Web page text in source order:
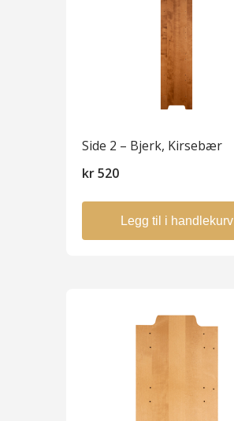
Side 2 – Bjerk, Kirsebær
kr520
Legg til i handlekurv